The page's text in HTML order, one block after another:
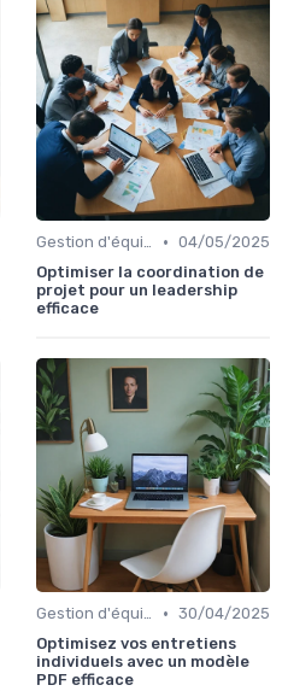
Gestion d'équipe • 04/05/2025
Optimiser la coordination de
projet pour un leadership
efficace
Gestion d'équipe • 30/04/2025
Optimisez vos entretiens
individuels avec un modèle
PDF efficace